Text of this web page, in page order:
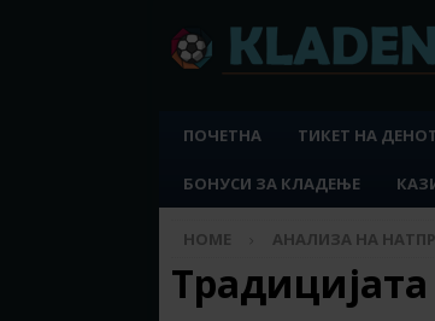
ПОЧЕТНА ТИКЕТ НА
БОНУСИ ЗА КЛАДЕЊЕ
HOME АНАЛИЗА НА